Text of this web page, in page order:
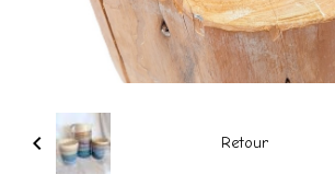
Retour